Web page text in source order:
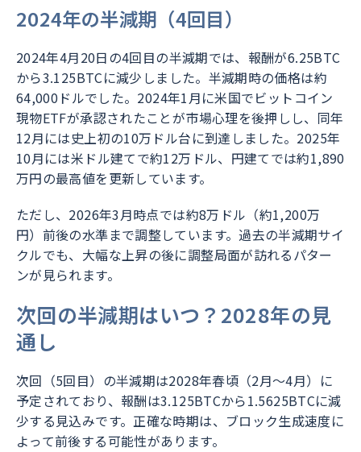
2024年の半減期（4回目）
2024年4月20日の4回目の半減期では、報酬が6.25BTC
から3.125BTCに減少しました。半減期時の価格は約
64,000ドルでした。2024年1月に米国でビットコイン
現物ETFが承認されたことが市場心理を後押しし、同年
12月には史上初の10万ドル台に到達しました。2025年
10月には米ドル建てで約12万ドル、円建てでは約1,890
万円の最高値を更新しています。
ただし、2026年3月時点では約8万ドル（約1,200万
円）前後の水準まで調整しています。過去の半減期サイ
クルでも、大幅な上昇の後に調整局面が訪れるパター
ンが見られます。
次回の半減期はいつ？2028年の見
通し
次回（5回目）の半減期は2028年春頃（2月〜4月）に
予定されており、報酬は3.125BTCから1.5625BTCに減
少する見込みです。正確な時期は、ブロック生成速度に
よって前後する可能性があります。